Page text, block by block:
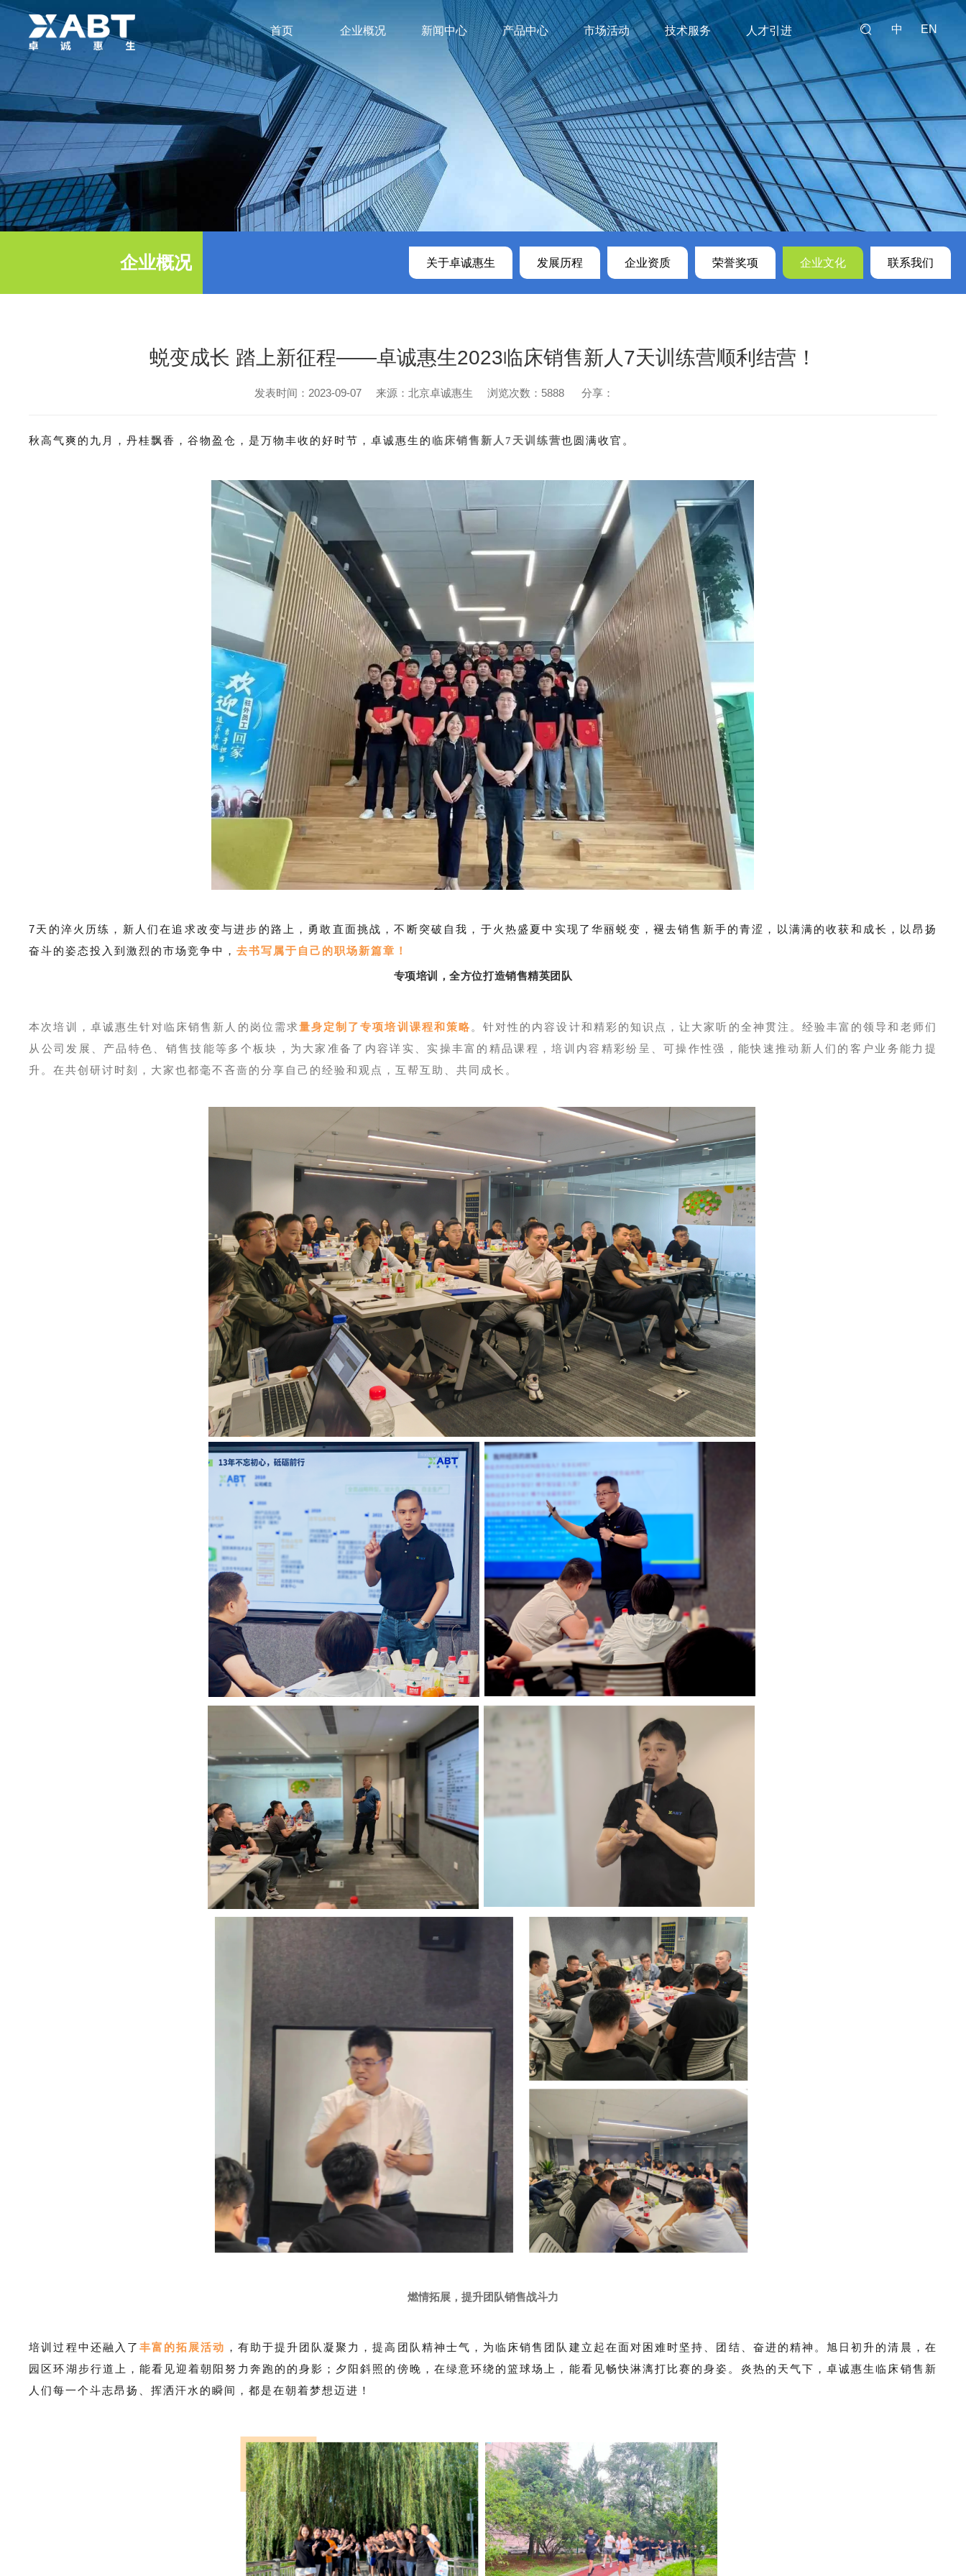
中 EN
首页 企业概况
关于卓诚惠生 企业资质 荣誉奖项 企业文化 联系我们
新闻中心
公司动态 公益活动 视频集锦
产品中心
试剂
门急诊产品
系列
住院产品系
列
科研诊断系列产品
呼吸道病原检测
发热伴出疹病原检测
腹泻病原检测
脑炎和媒介性病原检测
动物及药物源性鉴定
酸检测系统
高通量测序解决方案
LibPrep新型冠状病毒全基因组
建库试剂盒
LibPrep高通量测序自动建库仪
市场活动 技术服务
技术服务理念 技术干货实例 售后反馈 学术文献
人才引进
加入我们
企业概况 关于卓诚惠生 发展历程 企业资质 荣誉奖项 企业文化 联系我们
蜕变成长 踏上新征程——卓诚惠生2023临床销售新人7天训练营顺利结营！
发表时间：2023-09-07 来源：北京卓诚惠生 浏览次数：5888 分享：
秋高气爽的九月，丹桂飘香，谷物盈仓，是万物丰收的好时节，卓诚惠生的 临床销售新人7天训练营也圆满收官。
7天的淬火历练，新人们在追求改变与进步的路上，勇敢直面挑战，不断突破自我，于火热盛夏中实现了华丽蜕变，褪去销售新手的青涩，以满满的收获和成长，以昂扬
奋斗的姿态投入到激烈的市场竞争中，去书写属于自己的职场新篇章！
专项培训，全方位打造销售精英团队
本次培训，卓诚惠生针对临床销售新人的岗位需求量身定制了专项培训课程和策略 。针对性的内容设计和精彩的知识点，让大家听的全神贯注。经验丰富的领导和老师们
从公司发展、产品特色、销售技能等多个板块，为大家准备了内容详实、实操丰富的精品课程，培训内容精彩纷呈、可操作性强，能快速推动新人们的客户业务能力提
升。在共创研讨时刻，大家也都毫不吝啬的分享自己的经验和观点，互帮互助、共同成长。
燃情拓展，提升团队销售战斗力
培训过程中还融入了 丰富的拓展活动 ，有助于提升团队凝聚力，提高团队精神士气，为临床销售团队建立起在面对困难时坚持、团结、奋进的精神。旭日初升的清晨，在
园区环湖步行道上，能看见迎着朝阳努力奔跑的的身影；夕阳斜照的傍晚，在绿意环绕的篮球场上，能看见畅快淋漓打比赛的身姿。炎热的天气下，卓诚惠生临床销售新
人们每一个斗志昂扬、挥洒汗水的瞬间，都是在朝着梦想迈进！